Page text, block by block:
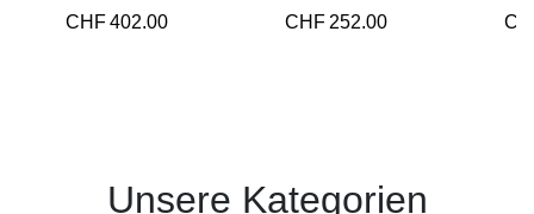
CHF402.00
CHF 252.00
Unsere Kategorien